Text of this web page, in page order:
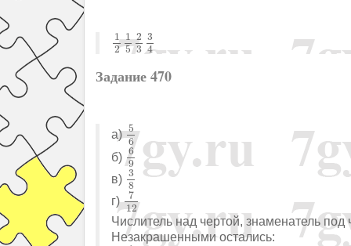
1
2
1
5
2
3
3
4
1 2 15 2
Задание 470
а) 5
6
5
б) 6
9
69
в) 3
8
3
г) 7
12
712
Числитель над чертой, знаменатель под
Незакрашенными остались: